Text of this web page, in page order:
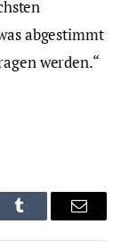
abgestimmt
werden.“
Tumblr Email